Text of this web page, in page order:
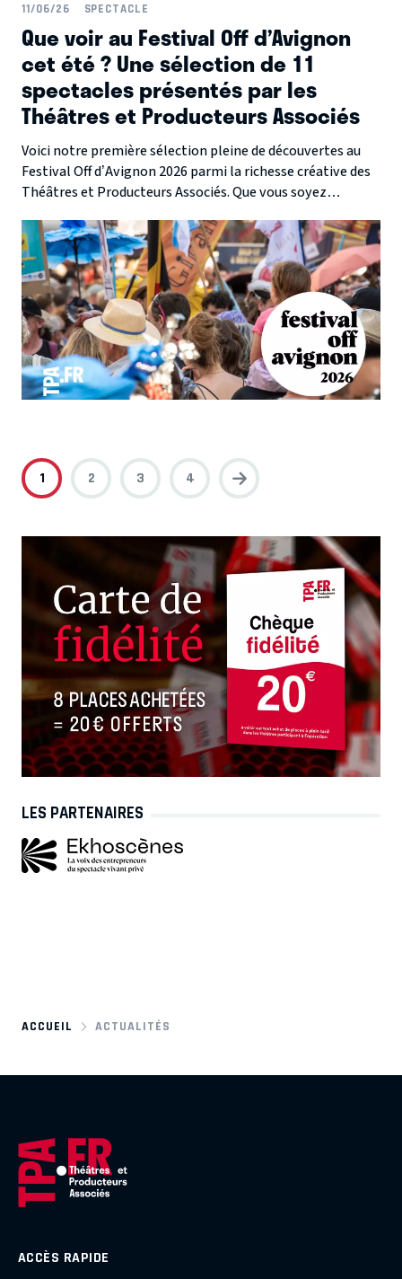
11/06/26 SPECTACLE
Que voir au Festival Off d’Avignon
cet été ? Une sélection de 11
spectacles présentés par les
Théâtres et Producteurs Associés
Voici notre première sélection pleine de découvertes au
Festival Off d’Avignon 2026 parmi la richesse créative des
Théâtres et Producteurs Associés. Que vous soyez
forcément une représentation faite pour vous cet été à
Avignon. Suivez le guide et laissez-vous surprendre par ces
propositions à découvrir pendant le festival.
1 2 3 4
LES PARTENAIRES
ACCUEIL ACTUALITÉS
ACCÈS RAPIDE